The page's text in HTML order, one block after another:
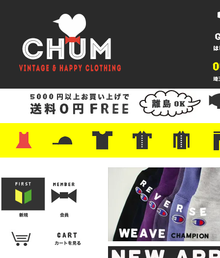
・レザーシューズ/スニーカー
・プリントTシャツ
・バンド/ツアー
・キャラクター
・Nike/adidas/スポーツ
・チャンピオン
・サーフ/スケート
・ボーダー/総柄/無地
・フットボール/リンガー
・タンクトップ/NBA・ポロシャツ
・半袖シャツ
・アロハ/サーフ/ボーリング
・ラルフ/ブランド
・無地/チェック/ストラ
・ワーク/ミリタリー/ウ
・ネル/ウール ・ショ
・アウ
・ジー
・
・ミリ
・コー
・コッ
・オー
・ジャ
ン